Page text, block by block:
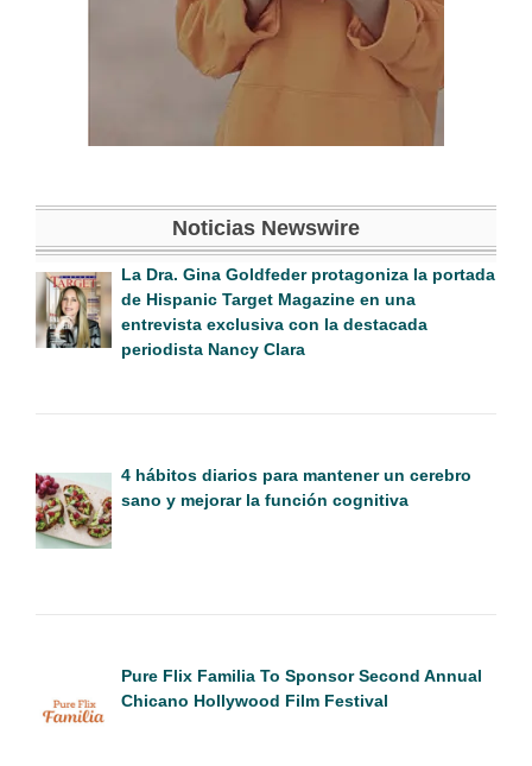
Noticias Newswire
La Dra. Gina Goldfeder protagoniza la portada
de Hispanic Target Magazine en una
entrevista exclusiva con la destacada
periodista Nancy Clara
4 hábitos diarios para mantener un cerebro
sano y mejorar la función cognitiva
Pure Flix Familia To Sponsor Second Annual
Chicano Hollywood Film Festival